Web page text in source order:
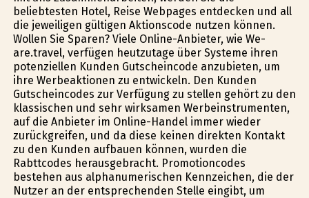
beliebtesten Hotel, Reise Webpages entdecken und all
die jeweiligen gültigen Aktionscode nutzen können.
Wollen Sie Sparen? Viele Online-Anbieter, wie We-
are.travel, verfügen heutzutage über Systeme ihren
potenziellen Kunden Gutscheincode anzubieten, um
ihre Werbeaktionen zu entwickeln. Den Kunden
Gutscheincodes zur Verfügung zu stellen gehört zu den
klassischen und sehr wirksamen Werbeinstrumenten,
auf die Anbieter im Online-Handel immer wieder
zurückgreifen, und da diese keinen direkten Kontakt
zu den Kunden aufbauen können, wurden die
Rabttcodes herausgebracht. Promotioncodes
bestehen aus alphanumerischen Kennzeichen, die der
Nutzer an der entsprechenden Stelle eingibt, um